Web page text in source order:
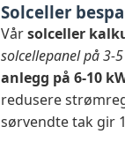
Solceller
Vårsolceller
solcellepanel på 3-
anlegg på 6-10
redusere
sørvendte tak gir